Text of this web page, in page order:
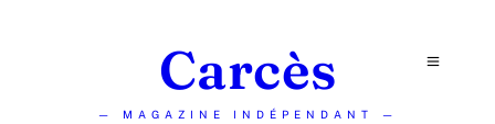
Carcès
— MAGAZINE INDÉPENDANT —